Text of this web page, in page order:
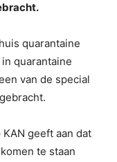
quarantaine
quarantaine
van de special
geeft aan dat
te staan